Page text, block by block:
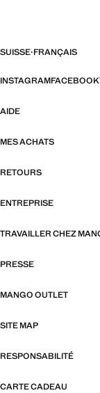
SUISSE·FRANÇAIS
INSTAGRAMFACEBOOK
AIDE
MES ACHATS
RETOURS
ENTREPRISE
TRAVAILLER CHEZ
PRESSE
MANGO OUTLET
SITE MAP
RESPONSABILITÉ
CARTE CADEAU